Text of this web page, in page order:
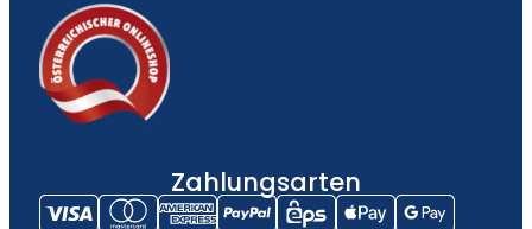
Zahlungsarten